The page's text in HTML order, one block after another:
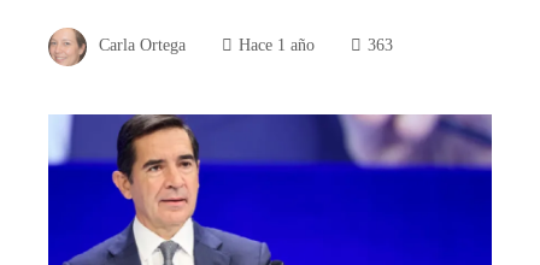
Carla Ortega Hace 1 año 363